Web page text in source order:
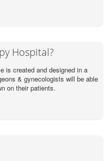
Hospital?
is created and designed in a
& gynecologists will be able
on their patients.